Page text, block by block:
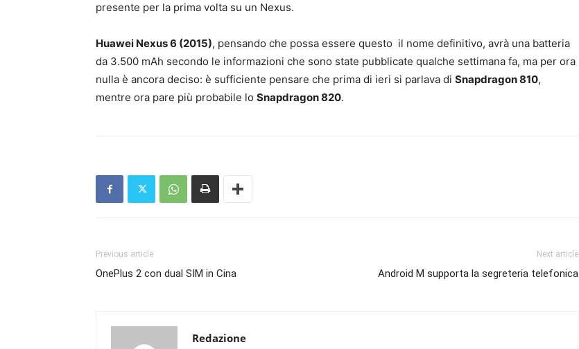
presente per la prima volta su un Nexus.
Huawei Nexus 6 (2015), pensando che possa essere questo il nome definitivo, avrà una batteria
da 3.500 mAh secondo le informazioni che sono state pubblicate qualche settimana fa, ma per ora
nulla è ancora deciso: è sufficiente pensare che prima di ieri si parlava di Snapdragon 810,
mentre ora pare più probabile lo Snapdragon 820.
Previous article
OnePlus 2 con dual SIM in Cina
Next article
Android M supporta la segreteria telefonica
Redazione